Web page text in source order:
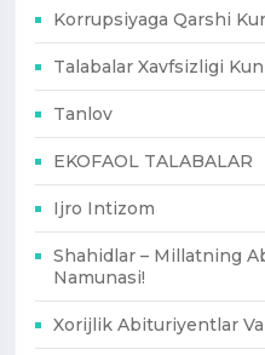
Korrupsiyaga Qarshi
Talabalar Xavfsizligi
Tanlov
EKOFAOL TALABALAR
Ijro Intizom
Shahidlar – Millatning
Namunasi!
Xorijlik Abituriyentlar